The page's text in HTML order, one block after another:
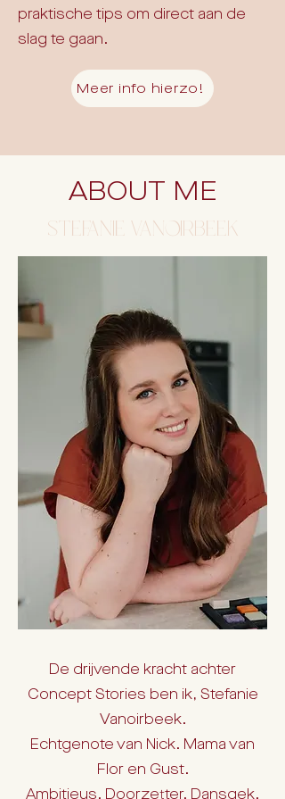
praktische tips om direct aan de
slag te gaan.
Meer info hierzo!
ABOUT ME
stefanie vanoirbeek
De drijvende kracht achter
Concept Stories ben ik, Stefanie
Vanoirbeek.
Echtgenote van Nick. Mama van
Flor en Gust.
Ambitieus. Doorzetter. Dansgek.